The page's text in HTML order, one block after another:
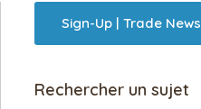
Sign-Up | Trade News
Rechercher un sujet